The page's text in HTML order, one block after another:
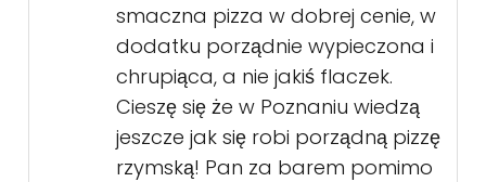
smaczna pizza w dobrej cenie, w
dodatku porządnie wypieczona i
chrupiąca, a nie jakiś flaczek.
Cieszę się że w Poznaniu wiedzą
jeszcze jak się robi porządną pizzę
rzymską! Pan za barem pomimo